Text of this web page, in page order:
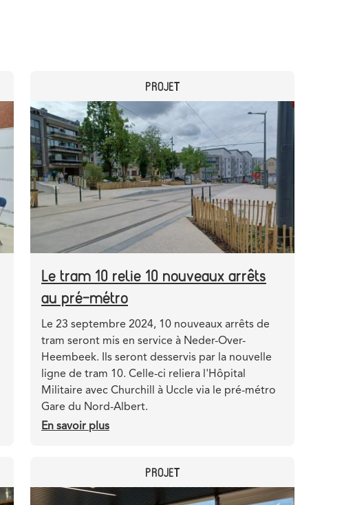
PROJET
Header
image
Image
Le tram 10 relie 10 nouveaux arrêts
au pré-métro
Teaser
Le 23 septembre 2024, 10 nouveaux arrêts de
tram seront mis en service à Neder-Over-
Heembeek. Ils seront desservis par la nouvelle
ligne de tram 10. Celle-ci reliera l'Hôpital
Militaire avec Churchill à Uccle via le pré-métro
Gare du Nord-Albert.
En savoir plus
relie
PROJET
Header
Image